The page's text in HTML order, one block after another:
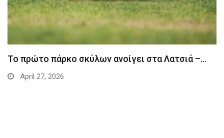
Το πρώτο πάρκο σκύλων ανοίγει στα Λατσιά –…
April 27, 2026